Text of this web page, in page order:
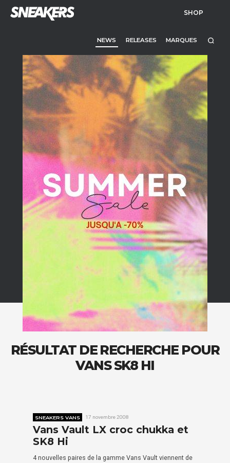
SHOP
NEWS RELEASES MARQUES
RÉSULTAT DE RECHERCHE POUR
VANS SK8 HI
SNEAKERS VANS 17 novembre 2008
Vans Vault LX croc chukka et
SK8 Hi
4 nouvelles paires de la gamme Vans Vault viennent de